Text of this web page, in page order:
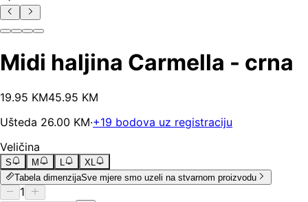
Midi haljina Carmella - crna
19.95 KM45.95 KM
Ušteda 26.00 KM·+19 bodova uz registraciju
Veličina
S M L
XL
Tabela dimenzijaSve mjere smo uzeli na stvarnom proizvodu
1